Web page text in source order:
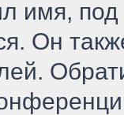
имя,
Он